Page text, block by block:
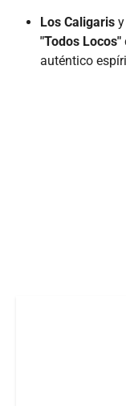
Los Caligaris y
"Todos Locos"
auténtico